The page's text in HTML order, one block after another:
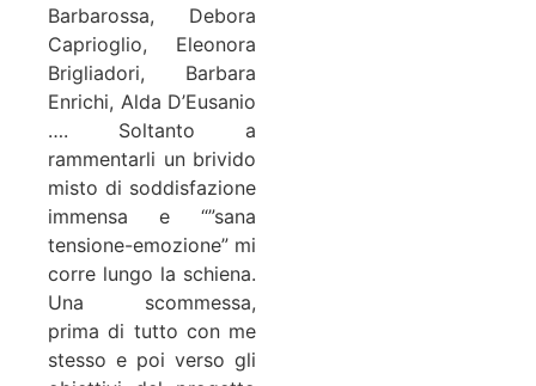
Barbarossa, Debora
Caprioglio, Eleonora
Brigliadori, Barbara
Enrichi, Alda D’Eusanio
…. Soltanto a
rammentarli un brivido
misto di soddisfazione
immensa e “”sana
tensione-emozione” mi
corre lungo la schiena.
Una scommessa,
prima di tutto con me
stesso e poi verso gli